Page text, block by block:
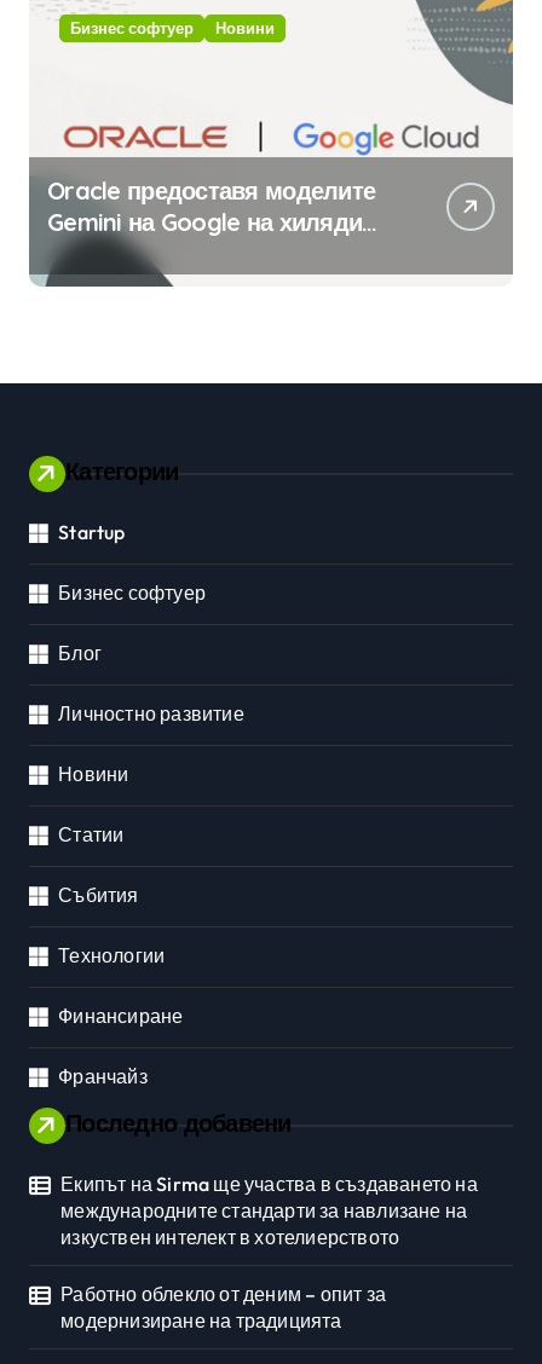
Бизнес софтуер Новини
Oracle предоставя моделите
Gemini на Google на хиляди
клиенти на бизнес
приложения
Категории
Startup
Бизнес софтуер
Блог
Личностно развитие
Новини
Статии
Събития
Технологии
Финансиране
Франчайз
Последно добавени
Екипът на Sirma ще участва в създаването на
международните стандарти за навлизане на
изкуствен интелект в хотелиерството
Работно облекло от деним – опит за
модернизиране на традицията